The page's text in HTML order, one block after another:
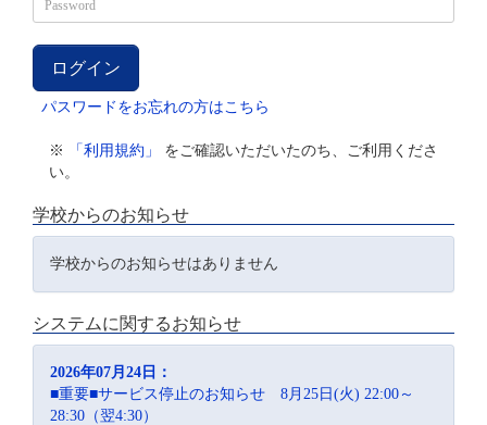
パスワードをお忘れの方はこちら
※ 「利用規約」
をご確認いただいたのち、ご利用くださ
い。
学校からのお知らせ
学校からのお知らせはありません
システムに関するお知らせ
2026年07月24日：
■重要■サービス停止のお知らせ 8月25日(火) 22:00～
28:30（翌4:30）